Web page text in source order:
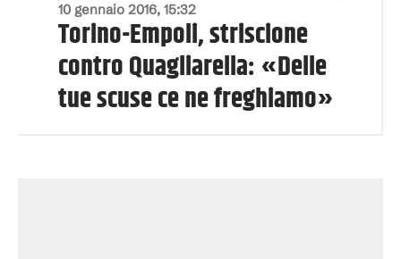
10 gennaio 2016, 15:32
Torino-Empoli, striscione
contro Quagliarella: «Delle
tue scuse ce ne freghiamo»